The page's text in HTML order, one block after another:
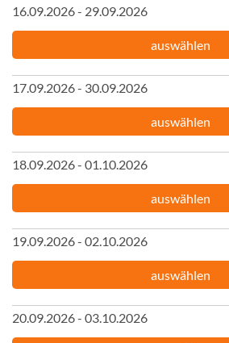
16.09.2026 - 29.09.2026
auswählen
17.09.2026 - 30.09.2026
auswählen
18.09.2026 - 01.10.2026
auswählen
19.09.2026 - 02.10.2026
auswählen
20.09.2026 - 03.10.2026